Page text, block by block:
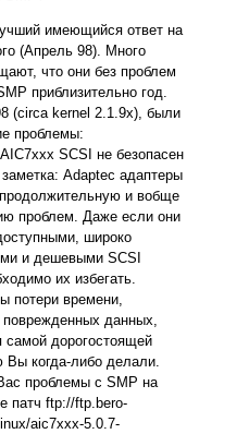
имеющийся ответ на
(Апрель 98). Много
что они без проблем
приблизительно год.
(circa kernel 2.1.9x), были
проблемы:
SCSI не безопасен
Adaptec адаптеры
и вобще
проблем. Даже если они
широко
и дешевыми SCSI
их избегать.
потери времени,
поврежденных данных,
самой дорогостоящей
Вы когда-либо делали.
проблемы с SMP на
патч ftp://ftp.bero-
aic7xxx-5.0.7-